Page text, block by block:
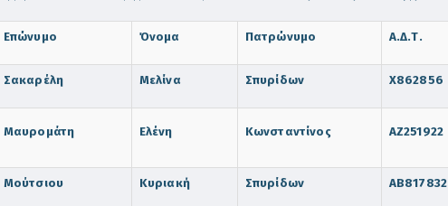
Επώνυμο Όνομα Πατρώνυμο Α.Δ.Τ.
Σακαρέλη Μελίνα Σπυρίδων Χ862856
Μαυρομάτη Ελένη Κωνσταντίνος ΑΖ251922
Μούτσιου Κυριακή Σπυρίδων ΑΒ817832